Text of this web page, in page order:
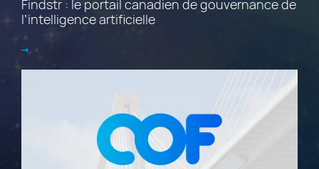
Findstr : le portail canadien de gouvernance de
l’intelligence artificielle